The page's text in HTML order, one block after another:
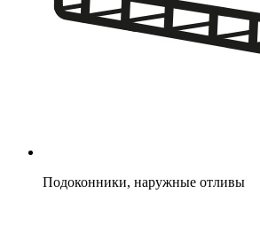
Подоконники, наружные отливы